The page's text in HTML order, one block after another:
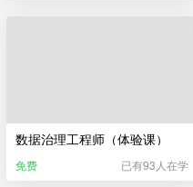
数据治理工程师（体验课）
免费 已有93人在学